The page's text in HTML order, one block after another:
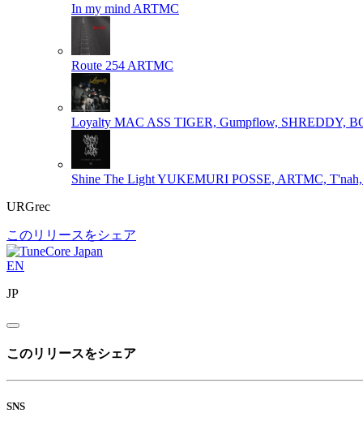
In my mind ARTMC
Route 254 ARTMC
Loyalty MAC ASS TIGER, Gumpflow, SHREDDY,
Shine The LightYUKEMURI POSSE, ARTMC,
URGrec
このリリースをシェア
EN
JP
このリリースをシェア
SNS